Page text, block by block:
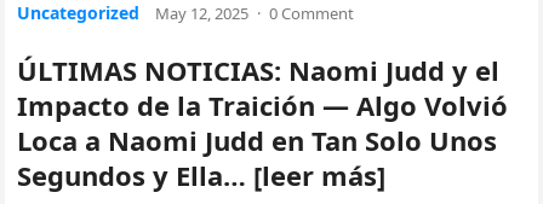
Uncategorized May 12, 2025 · 0 Comment
ÚLTIMAS NOTICIAS: Naomi Judd y el
Impacto de la Traición — Algo Volvió
Loca a Naomi Judd en Tan Solo Unos
Segundos y Ella… [leer más]